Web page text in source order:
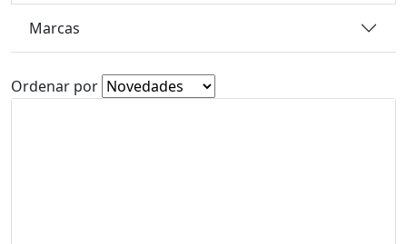
Marcas
Ordenar por